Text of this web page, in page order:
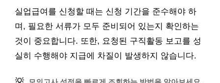
실업급여를 신청할 때는 신청 기간을 준수해야 하
며, 필요한 서류가 모두 준비되어 있는지 확인하는
것이 중요합니다. 또한, 요청된 구직활동 보고를 성
실히 수행해야 지급에 차질이 발생하지 않습니다.